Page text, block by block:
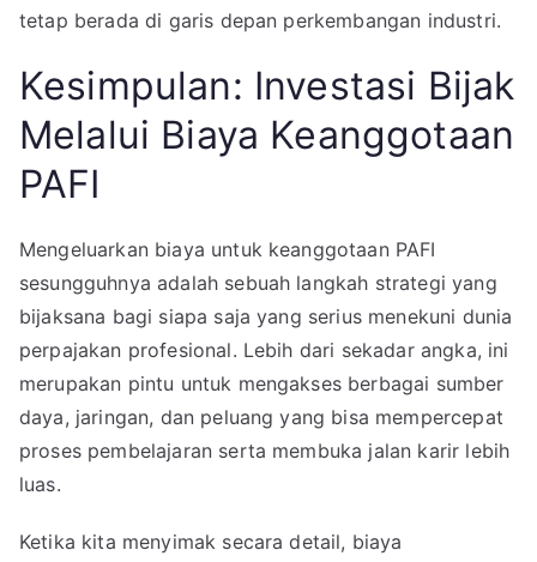
tetap berada di garis depan perkembangan industri.
Kesimpulan: Investasi Bijak
Melalui Biaya Keanggotaan
PAFI
Mengeluarkan biaya untuk keanggotaan PAFI
sesungguhnya adalah sebuah langkah strategi yang
bijaksana bagi siapa saja yang serius menekuni dunia
perpajakan profesional. Lebih dari sekadar angka, ini
merupakan pintu untuk mengakses berbagai sumber
daya, jaringan, dan peluang yang bisa mempercepat
proses pembelajaran serta membuka jalan karir lebih
luas.
Ketika kita menyimak secara detail, biaya